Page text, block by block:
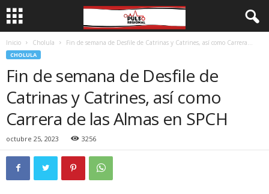
Inicio Cholula Fin de semana de Desfile de Catrinas y Catrines, así como Carrera...
CHOLULA
Fin de semana de Desfile de
Catrinas y Catrines, así como
Carrera de las Almas en SPCH
octubre 25, 2023 3256